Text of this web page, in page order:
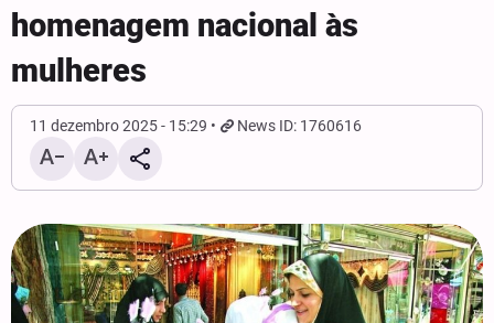
homenagem nacional às
mulheres
11 dezembro 2025 - 15:29 News ID: 1760616